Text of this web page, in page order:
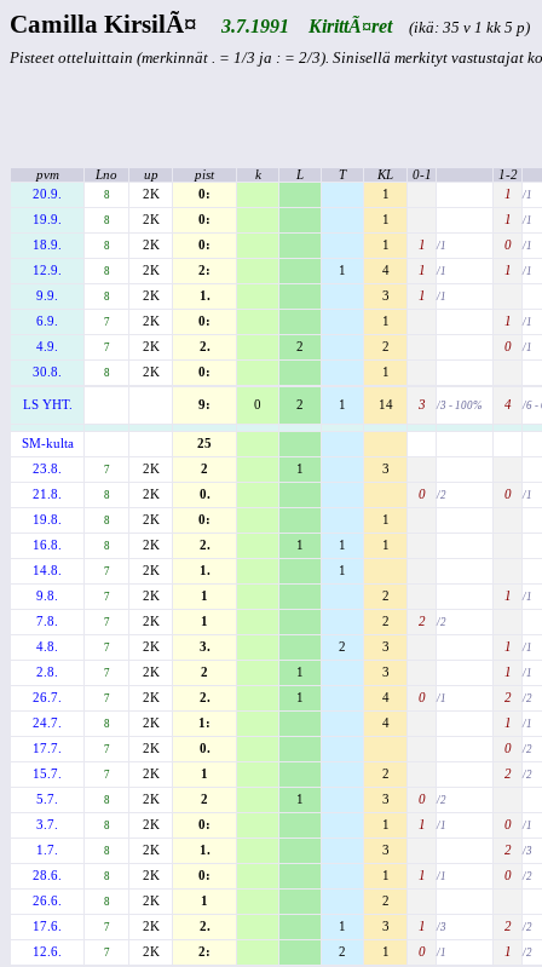
Camilla KirsilÃ¤ 3.7.1991 KirittÃ¤ret
(ikä: 35 v 1 kk 5 p)
Pisteet otteluittain (merkinnät . = 1/3 ja : = 2/3). Sinisellä merkityt vastustajat
pvm Lno up pist k L T KL 0-1
1-2
20.9.
8 2K 0: 1 1 /1
19.9. 8 2K 0: 1 1 /1
18.9. 8 2K 0: 1 1 /1 0 /1
12.9. 8 2K 2: 1 4 1 /1 1 /1
9.9. 8 2K 1. 3 1 /1
6.9. 7 2K 0: 1 1 /1
4.9. 7 2K 2. 2 2 0 /1
30.8. 8 2K 0: 1
LS YHT. 9: 0 2 1 14 3 /3 - 100% 4 /6 -
SM-kulta
25
23.8.
7 2K 2 1
3
21.8.
8 2K 0. 0 /2 0 /1
19.8. 8 2K 0:
1
16.8.
8 2K 2. 1 1
1
14.8.
7 2K 1.
1
9.8.
7 2K 1 2 1 /1
7.8. 7 2K 1 2 2 /2
4.8. 7 2K 3. 2 3 1 /1
2.8. 7 2K 2 1 3 1 /1
26.7. 7 2K 2. 1 4 0 /1 2 /2
24.7. 8 2K 1: 4 1 /1
17.7. 7 2K 0. 0 /2
15.7. 7 2K 1 2 2 /2
5.7. 8 2K 2 1 3 0 /2
3.7. 8 2K 0: 1 1 /1 0 /1
1.7. 8 2K 1. 3 2 /3
28.6. 8 2K 0: 1 1 /1 0 /2
26.6. 8 2K 1
2
17.6.
7 2K 2. 1 3 1 /3 2 /2
12.6. 7 2K 2: 2 1 0 /1 1 /2